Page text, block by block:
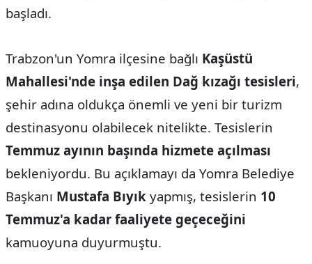
başladı.
Trabzon'un Yomra ilçesine bağlı Kaşüstü
Mahallesi'nde inşa edilen Dağ kızağı tesisleri,
şehir adına oldukça önemli ve yeni bir turizm
destinasyonu olabilecek nitelikte. Tesislerin
Temmuz ayının başında hizmete açılması
bekleniyordu. Bu açıklamayı da Yomra Belediye
Başkanı Mustafa Bıyık yapmış, tesislerin 10
Temmuz'a kadar faaliyete geçeceğini
kamuoyuna duyurmuştu.